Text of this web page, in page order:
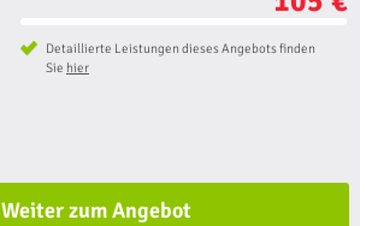
Detaillierte Leistungen dieses Angebots finden
Sie hier
Weiter zum Angebot